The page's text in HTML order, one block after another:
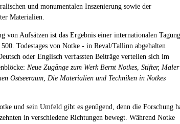
und monumentalen Inszenierung sowie der
Materialien.
von Aufsätzen ist das Ergebnis einer internationalen
Todestages von Notke - in Reval/Tallinn abgehalten
oder Englisch verfassten Beiträge verteilen sich im
Neue Zugänge zum Werk Bernt Notkes, Stifter, Maler
Ostseeraum, Die Materialien und Techniken in Notkes
und sein Umfeld gibt es genügend, denn die Forschung
in verschiedene Richtungen bewegt. Während Notke